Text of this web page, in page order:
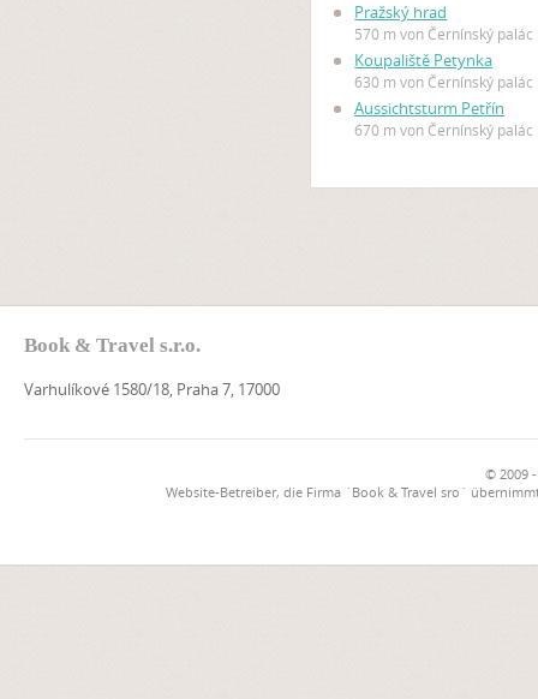
Pražský hrad
570 m von Černínský palác
Koupaliště Petynka
630 m von Černínský palác
Aussichtsturm Petřín
670 m von Černínský palác
Book & Travel s.r.o.
Varhulíkové 1580/18, Praha 7, 17000
© 2009
Website-Betreiber, die Firma `Book & Travel sro`